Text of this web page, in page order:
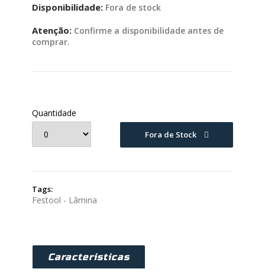
Disponibilidade: Fora de stock
Atenção: Confirme a disponibilidade antes de
comprar.
Quantidade
Fora de Stock
Tags:
Festool - Lâmina
Caracteristicas